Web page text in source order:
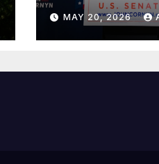
Корнин за
от Тексас в
шокираща
MAY 20, 2026